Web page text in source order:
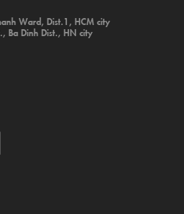
Ward, Dist.1, HCM city
Ba Dinh Dist., HN city